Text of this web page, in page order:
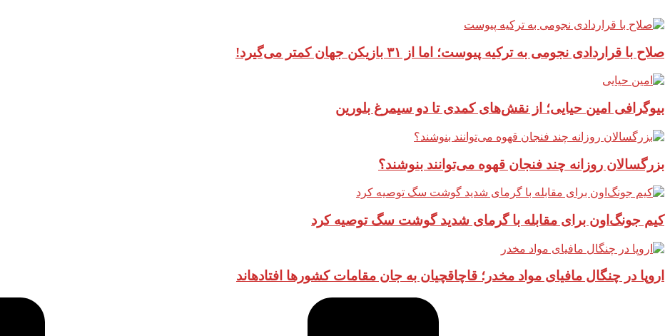
صلاح با قراردادی نجومی به ترکیه پیوست؛ اما از ۳۱ بازیکن جهان کمتر می‌گیرد!
بیوگرافی امین حیایی؛ از نقش‌های کمدی تا دو سیمرغ بلورین
بزرگسالان روزانه چند فنجان قهوه می‌توانند بنوشند؟
کیم جونگ‌اون برای مقابله با گرمای شدید گوشت سگ توصیه کرد
اروپا در چنگال مافیای مواد مخدر؛ قاچاقچیان به جان مقامات کشورها افتادهاند